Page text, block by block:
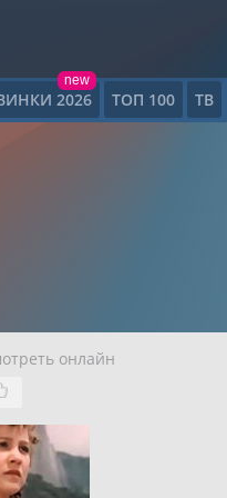
2026
new
ТОП 100 ТВ
онлайн